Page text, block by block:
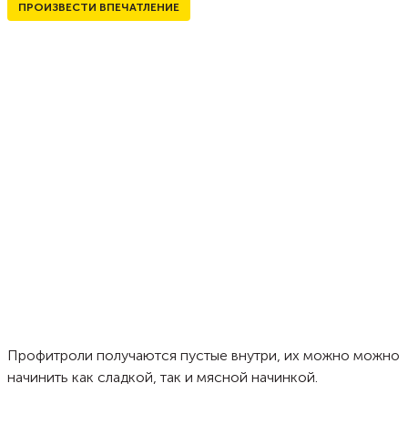
ПРОИЗВЕСТИ ВПЕЧАТЛЕНИЕ
Профитроли получаются пустые внутри, их можно можно
начинить как сладкой, так и мясной начинкой.